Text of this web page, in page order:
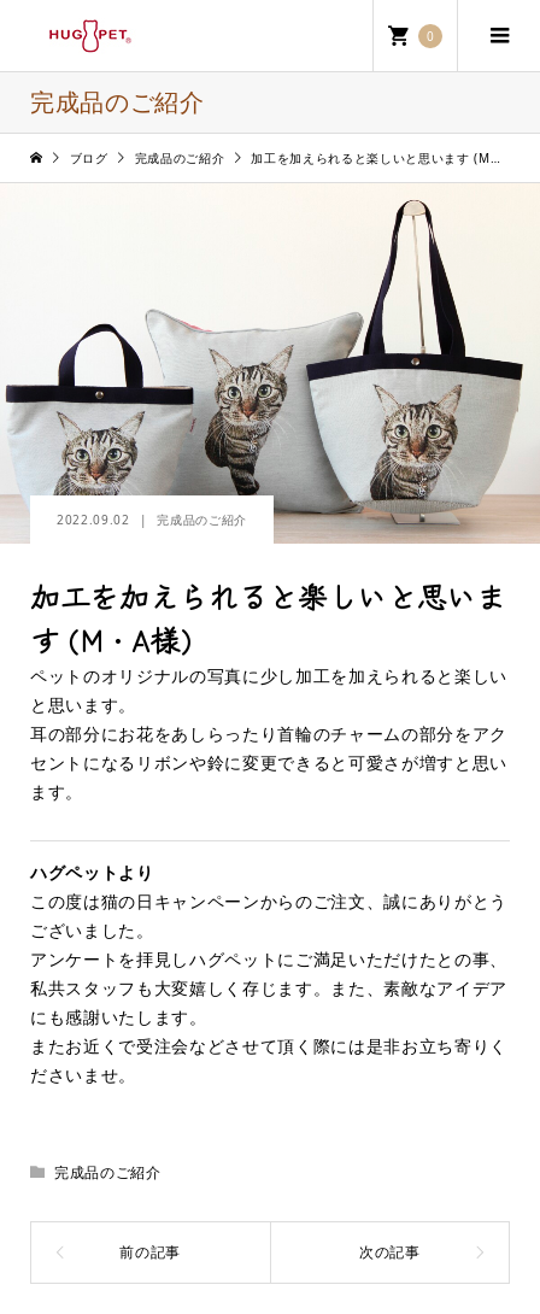
0
完成品のご紹介
ブログ 完成品のご紹介 加工を加えられると楽しいと思います (M・A様)
2022.09.02 完成品のご紹介
加工を加えられると楽しいと思いま
す (M・A様)
ペットのオリジナルの写真に少し加工を加えられると楽しい
と思います。
耳の部分にお花をあしらったり首輪のチャームの部分をアク
セントになるリボンや鈴に変更できると可愛さが増すと思い
ます。
ハグペットより
この度は猫の日キャンペーンからのご注文、誠にありがとう
ございました。
アンケートを拝見しハグペットにご満足いただけたとの事、
私共スタッフも大変嬉しく存じます。また、素敵なアイデア
にも感謝いたします。
またお近くで受注会などさせて頂く際には是非お立ち寄りく
ださいませ。
完成品のご紹介